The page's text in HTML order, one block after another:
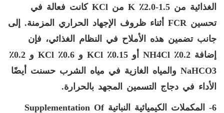
الغذائية من 1.5-2.0٪
K من KCl كانت فعالة في
تحسين FCR أثناء ظروف الإجهاد الحراري المزمنة. إلى
جانب تضمين هذه الأملاح في النظام الغذائي، فإن
إضافة 0.2٪
NH4Cl أو 0.15٪ KCl و 0.6٪ KCl و 0.2٪
NaHCO3 والمياه الغازية في مياه الشرب حسنت أيضًا
الأداء في دجاج التسمين المجهد بالحرارة.
6- المكملات الكيميائية النباتية
Supplementation Of